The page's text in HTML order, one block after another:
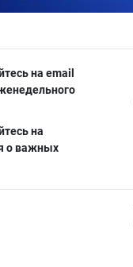
на email
на
о важных